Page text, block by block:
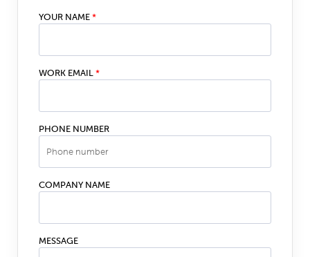
YOUR NAME*
WORK EMAIL*
PHONE NUMBER
COMPANY NAME
MESSAGE